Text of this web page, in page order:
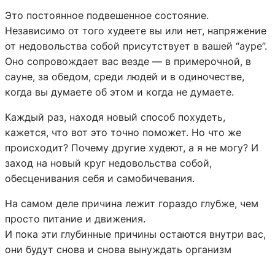
Это постоянное подвешенное состояние.
Независимо от того худеете вы или нет, напряжение
от недовольства собой присутствует в вашей “ауре”.
Оно сопровождает вас везде — в примерочной, в
сауне, за обедом, среди людей и в одиночестве,
когда вы думаете об этом и когда не думаете.
Каждый раз, находя новый способ похудеть,
кажется, что вот это точно поможет. Но что же
происходит? Почему другие худеют, а я не могу? И
заход на новый круг недовольства собой,
обесценивания себя и самобичевания.
На самом деле причина лежит гораздо глубже, чем
просто питание и движения.
И пока эти глубинные причины остаются внутри вас,
они будут снова и снова вынуждать организм